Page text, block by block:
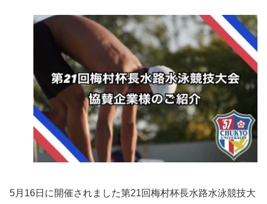
5月16日に開催されました第21回梅村杯長水路水泳競技大